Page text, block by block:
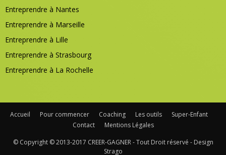
Entreprendre à Nantes
Entreprendre à Marseille
Entreprendre à Lille
Entreprendre à Strasbourg
Entreprendre à La Rochelle
Accueil Pour commencer Coaching Les outils
Super-Enfant
Contact
Mentions Légales
© Copyright © 2013-2017 CREER-GAGNER - Tout Droit réservé - Design
Strago